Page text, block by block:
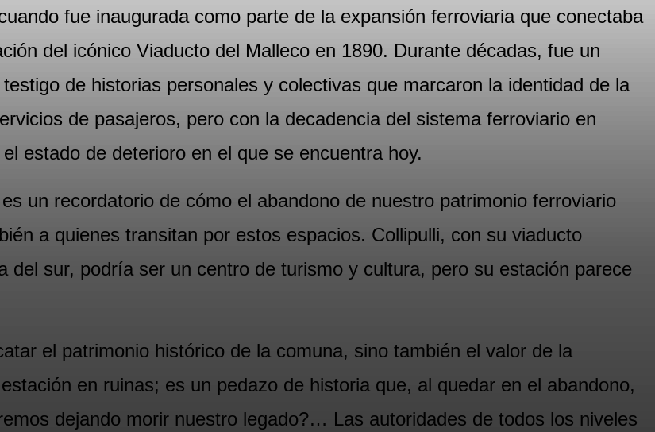
fue inaugurada como parte de la expansión ferroviaria que conectaba
del icónico Viaducto del Malleco en 1890. Durante décadas, fue un
de historias personales y colectivas que marcaron la identidad de la
de pasajeros, pero con la decadencia del sistema ferroviario en
estado de deterioro en el que se encuentra hoy.
un recordatorio de cómo el abandono de nuestro patrimonio ferroviario
a quienes transitan por estos espacios. Collipulli, con su viaducto
del sur, podría ser un centro de turismo y cultura, pero su estación parece
el patrimonio histórico de la comuna, sino también el valor de la
en ruinas; es un pedazo de historia que, al quedar en el abandono,
dejando morir nuestro legado?… Las autoridades de todos los niveles